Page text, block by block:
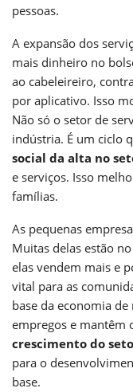
pessoas.
A expansão dos
mais dinheiro no
ao cabeleireiro,
por aplicativo. Isso
Não só o setor de
indústria. É um ciclo
social da alta no
e serviços. Isso
famílias.
As pequenas
Muitas delas estão
elas vendem mais e
vital para as
base da economia
empregos e mantêm
crescimento do
para o
base.